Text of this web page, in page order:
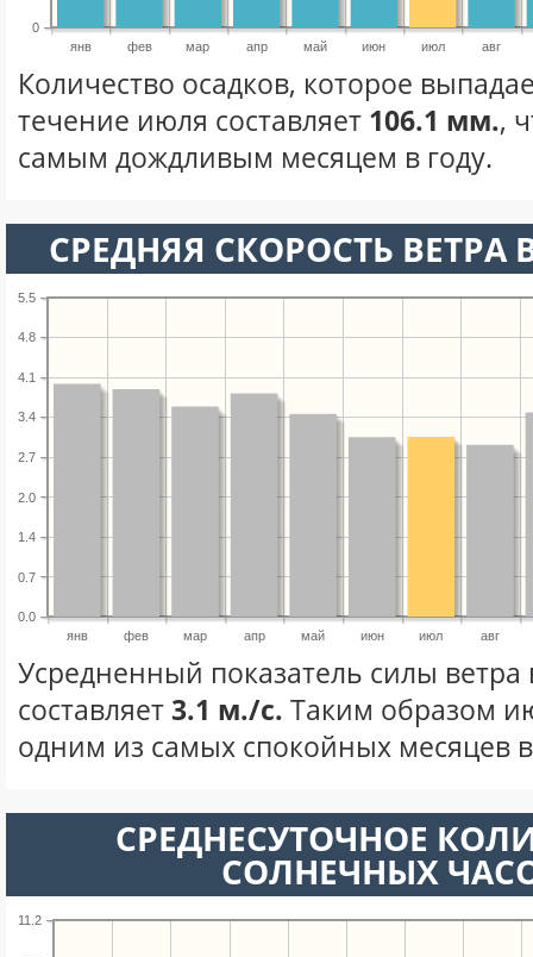
янв фев мар апр май июн июл авг
0
Количество осадков, которое
течение июля составляет 106.1 мм.,
самым дождливым месяцем в году.
СРЕДНЯЯ СКОРОСТЬ
янв фев мар апр май июн июл авг
0.0
0.7
1.4
2.0
2.7
3.4
4.1
4.8
5.5
Усредненный показатель силы
составляет3.1 м./с. Таким образом
одним из самых спокойных месяцев
СРЕДНЕСУТОЧНОЕ
СОЛНЕЧНЫХ
11.2